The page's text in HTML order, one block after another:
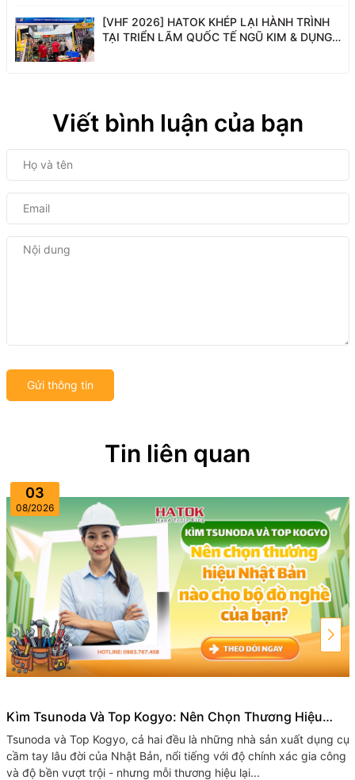
[VHF 2026] HATOK KHÉP LẠI HÀNH TRÌNH
TẠI TRIỂN LÃM QUỐC TẾ NGŨ KIM & DỤNG
Viết bình luận của bạn
Gửi thông tin
Tin liên quan
03
08/2026
Kìm Tsunoda Và Top Kogyo: Nên Chọn Thương Hiệu
Nhật Bản Nào Cho Bộ Đồ Nghề Của Bạn?
Tsunoda và Top​ Kogyo, cả hai đều là những nhà sản xuất dụng cụ
cầm tay lâu đời của Nhật Bản, nổi tiếng với độ chính xác gia công
và độ bền vượt trội - nhưng mỗi thương hiệu lại...